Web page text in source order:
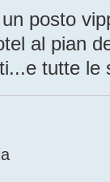
posto
al pian
tutte le